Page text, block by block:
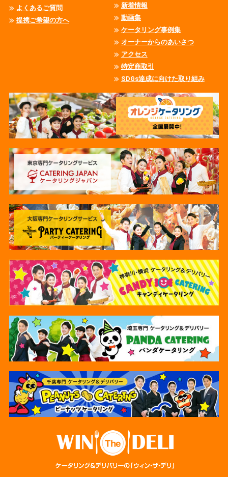
よくあるご質問
提携ご希望の方へ
新着情報
動画集
ケータリング事例集
オーナーからのあいさつ
アクセス
特定商取引
SDGs達成に向けた取り組み